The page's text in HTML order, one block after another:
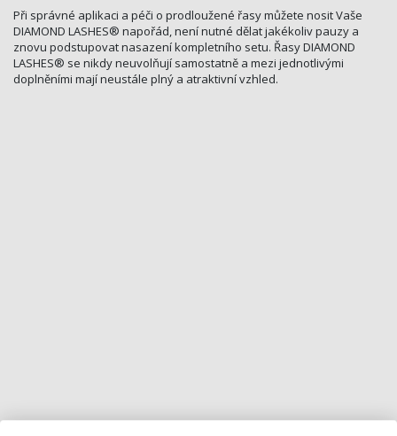
Při správné aplikaci a péči o prodloužené řasy můžete nosit Vaše
DIAMOND LASHES® napořád, není nutné dělat jakékoliv pauzy a
znovu podstupovat nasazení kompletního setu. Řasy DIAMOND
LASHES® se nikdy neuvolňují samostatně a mezi jednotlivými
doplněními mají neustále plný a atraktivní vzhled.